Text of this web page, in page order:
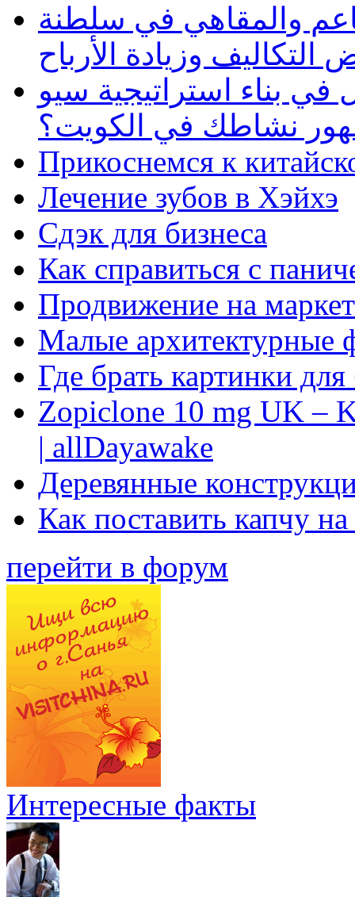
والمقاهي في سلطنة
وزيادة الأرباح
بناء استراتيجية سيو
نشاطك في الكويت؟
Прикоснемся к
Лечение зубов в Хэйхэ
Сдэк для бизнеса
Как справиться с
Продвижение на
Малые архитектурные
Где брать картинки
Zopiclone 10 mg UK –
| allDayawake
Деревянные
Как поставить капчу
перейти в форум
Интересные факты